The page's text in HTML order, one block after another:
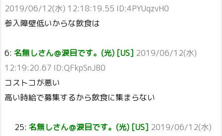
2019/06/12(水) 12:18:19.55 ID:4PYUqzvH0
参入障壁低いからな飲食は
6: 名無しさん＠涙目です。(光) [US] 2019/06/12(水)
12:19:20.67 ID:QFkpSnJB0
コストコが悪い
高い時給で募集するから飲食に集まらない
25: 名無しさん＠涙目です。(光) [US] 2019/06/12(水)